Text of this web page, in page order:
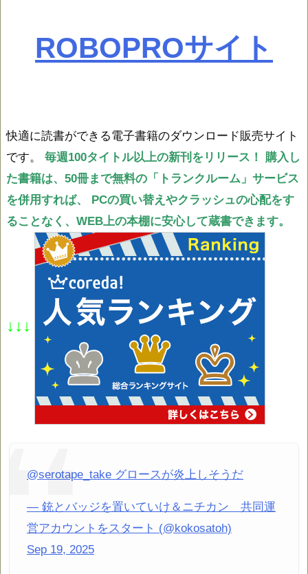
ROBOPROサイト
快適に読書ができる電子書籍のダウンロード販売サイト
です。 毎週100タイトル以上の新刊をリリース！
購入し
た書籍は、50冊まで無料の「トランクルーム」サービス
を併用すれば、
PCの買い替えやクラッシュの心配をす
ることなく、WEB上の本棚に安心して蔵書できます。
↓↓↓
@serotape_take グロースが炎上しそうだ
— 銃とバッジを置いていけ＆ニチカン 共同運
営アカウントをスタート (@kokosatoh)
Sep 19, 2025